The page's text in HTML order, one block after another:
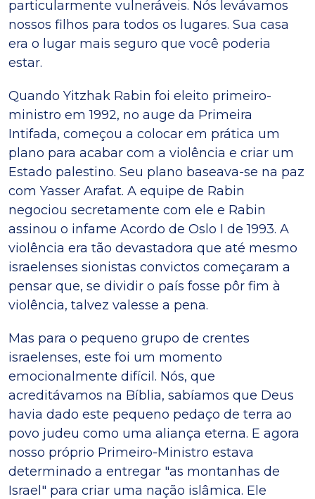
particularmente vulneráveis. Nós levávamos
nossos filhos para todos os lugares. Sua casa
era o lugar mais seguro que você poderia
estar.
Quando Yitzhak Rabin foi eleito primeiro-
ministro em 1992, no auge da Primeira
Intifada, começou a colocar em prática um
plano para acabar com a violência e criar um
Estado palestino. Seu plano baseava-se na paz
com Yasser Arafat. A equipe de Rabin
negociou secretamente com ele e Rabin
assinou o infame Acordo de Oslo I de 1993. A
violência era tão devastadora que até mesmo
israelenses sionistas convictos começaram a
pensar que, se dividir o país fosse pôr fim à
violência, talvez valesse a pena.
Mas para o pequeno grupo de crentes
israelenses, este foi um momento
emocionalmente difícil. Nós, que
acreditávamos na Bíblia, sabíamos que Deus
havia dado este pequeno pedaço de terra ao
povo judeu como uma aliança eterna. E agora
nosso próprio Primeiro-Ministro estava
determinado a entregar "as montanhas de
Israel" para criar uma nação islâmica. Ele